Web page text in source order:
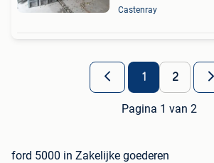
Castenray
1 2
Pagina 1 van 2
ford 5000 in Zakelijke goederen